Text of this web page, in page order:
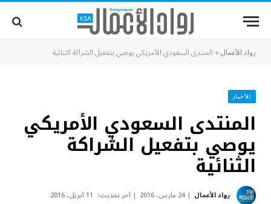
رواد الأعمال» المنتدى السعودي الأمريكي يوصي بتفعيل الشراكة الثنائية
الأخبار
المنتدى السعودي الأمريكي
يوصي بتفعيل الشراكة
الثنائية
رواد الأعمال 24 مارس، 2016 آخر تحديث: 11 أبريل، 2016